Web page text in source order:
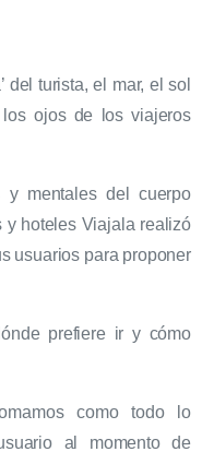
del turista, el mar, el sol
ojos de los viajeros
y mentales del cuerpo
y hoteles Viajala realizó
usuarios para proponer
prefiere ir y cómo
como todo lo
al momento de